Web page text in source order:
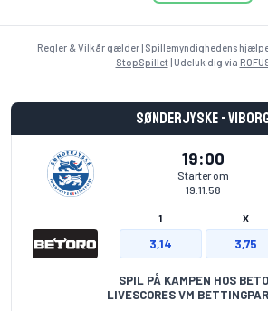
Regler & Vilkår gælder | Spillemyndighedens
StopSpillet| Udeluk dig via
Sønderjyske -
19:00
Starter om
19:11:58
1 X
3,14 3,75
SPIL PÅ KAMPEN HOS
LIVESCORES VM